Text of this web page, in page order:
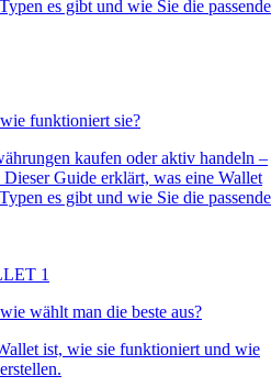
es gibt und wie Sie die passende
funktioniert sie?
kaufen oder aktiv handeln –
Guide erklärt, was eine Wallet
es gibt und wie Sie die passende
wählt man die beste aus?
ist, wie sie funktioniert und wie